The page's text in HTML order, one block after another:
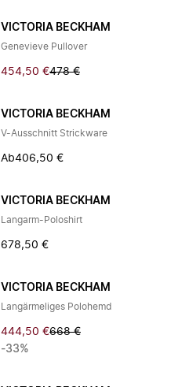
VICTORIA BECKHAM
Genevieve Pullover
454,50 €478 €
VICTORIA BECKHAM
V-Ausschnitt Strickware
Ab406,50 €
VICTORIA BECKHAM
Langarm-Poloshirt
678,50 €
VICTORIA BECKHAM
Langärmeliges Polohemd
444,50 €668 €
-33%